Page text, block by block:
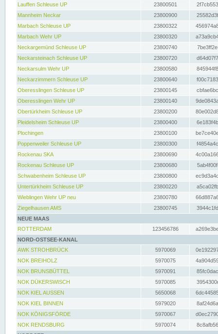
Lauffen Schleuse UP
23800501
Mannheim Neckar
23800900
Marbach Schleuse UP
23800322
Marbach Wehr UP
23800320
Neckargemünd Schleuse UP
23800740
Neckarsteinach Schleuse UP
23800720
Neckarsulm Wehr UP
23800580
Neckarzimmern Schleuse UP
23800640
Oberesslingen Schleuse UP
23800145
Oberesslingen Wehr UP
23800140
Obertürkheim Schleuse UP
23800200
Pleidelsheim Schleuse UP
23800400
Plochingen
23800100
Poppenweiler Schleuse UP
23800300
Rockenau SKA
23800690
Rockenau Schleuse UP
23800680
Schwabenheim Schleuse UP
23800800
Untertürkheim Schleuse UP
23800220
Wieblingen Wehr UP neu
23800780
Ziegelhausen AMS
23800745
NEUE MAAS
ROTTERDAM
123456786
NORD-OSTSEE-KANAL
AWK STROHBRÜCK
5970069
NOK BREIHOLZ
5970075
NOK BRUNSBÜTTEL
5970091
NOK DÜKERSWISCH
5970085
NOK KIEL AUSSEN
5650068
NOK KIEL BINNEN
5979020
NOK KÖNIGSFÖRDE
5970067
NOK RENDSBURG
5970074